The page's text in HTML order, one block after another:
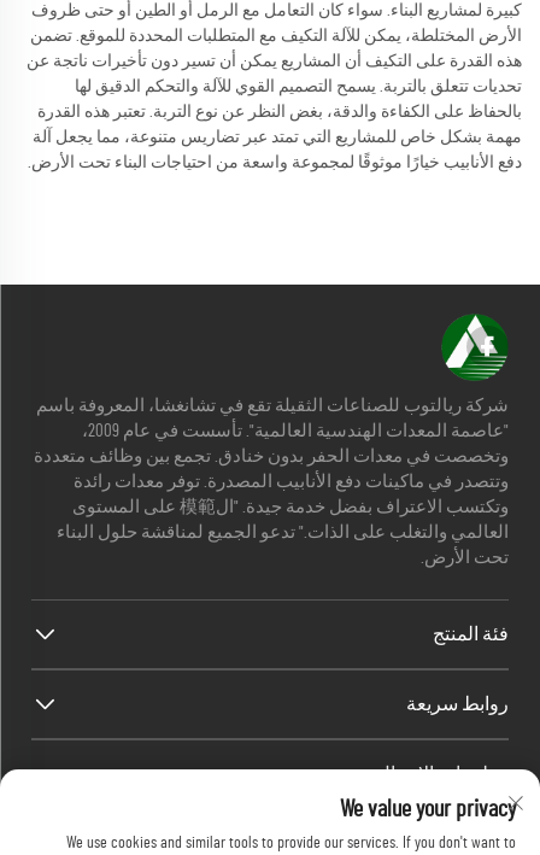
كبيرة لمشاريع البناء. سواء كان التعامل مع الرمل أو الطين أو حتى ظروف
الأرض المختلطة، يمكن للآلة التكيف مع المتطلبات المحددة للموقع. تضمن
هذه القدرة على التكيف أن المشاريع يمكن أن تسير دون تأخيرات ناتجة عن
تحديات تتعلق بالتربة. يسمح التصميم القوي للآلة والتحكم الدقيق لها
بالحفاظ على الكفاءة والدقة، بغض النظر عن نوع التربة. تعتبر هذه القدرة
مهمة بشكل خاص للمشاريع التي تمتد عبر تضاريس متنوعة، مما يجعل آلة
دفع الأنابيب خيارًا موثوقًا لمجموعة واسعة من احتياجات البناء تحت الأرض.
شركة ريالتوب للصناعات الثقيلة تقع في تشانغشا، المعروفة باسم
"عاصمة المعدات الهندسية العالمية". تأسست في عام 2009،
وتخصصت في معدات الحفر بدون خنادق. تجمع بين وظائف متعددة
وتتصدر في ماكينات دفع الأنابيب المصدرة. توفر معدات رائدة
وتكتسب الاعتراف بفضل خدمة جيدة. "ال模範 على المستوى
العالمي والتغلب على الذات." تدعو الجميع لمناقشة حلول البناء
تحت الأرض.
فئة المنتج
روابط سريعة
معلومات الاتصال
Office add : رقم 688، حديقة صناعة شابينغ، منطقة كايفو، مدينة
تشانغشا، مقاطعة هونان، الصين.
We value your privacy
We use cookies and similar tools to provide our services. If you don't want to